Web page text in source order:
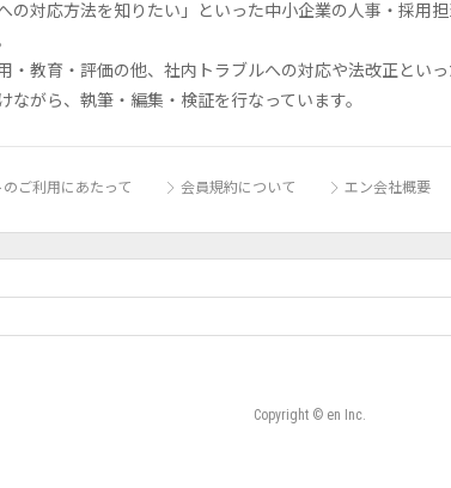
の対応方法を知りたい」といった中小企業の人事・採用
・教育・評価の他、社内トラブルへの対応や法改正とい
がら、執筆・編集・検証を行なっています。
ご利用にあたって 会員規約について エン会社概要
Copyright © en Inc.